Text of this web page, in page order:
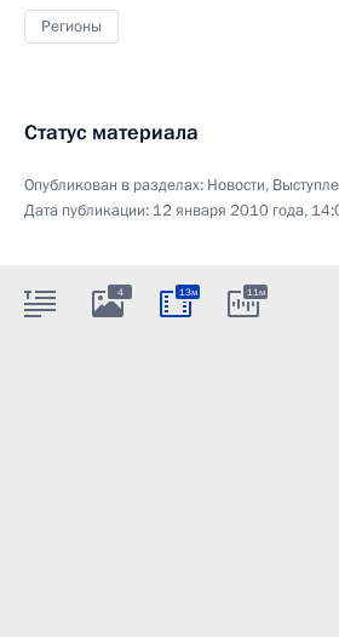
Регионы
Статус материала
Опубликован в разделах: Новости,
Дата публикации: 12 января 2010 года,
4 13м 11м